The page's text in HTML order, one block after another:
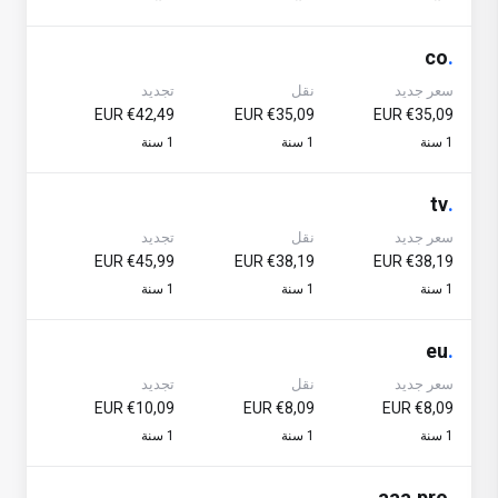
.
co
سعر جديد
€35,09 EUR
1 سنة
نقل
€35,09 EUR
1 سنة
تجديد
€42,49 EUR
1 سنة
.
tv
سعر جديد
€38,19 EUR
1 سنة
نقل
€38,19 EUR
1 سنة
تجديد
€45,99 EUR
1 سنة
.
eu
سعر جديد
€8,09 EUR
1 سنة
نقل
€8,09 EUR
1 سنة
تجديد
€10,09 EUR
1 سنة